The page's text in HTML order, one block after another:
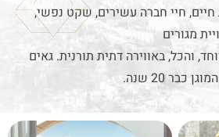
חיים, חיי חברה עשירים, שקט נפשי,
מגורים
והכל, באווירה דתית תורנית. גאים
כבר 20 שנה.